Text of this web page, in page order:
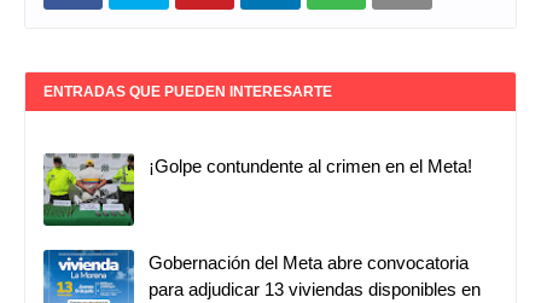
ENTRADAS QUE PUEDEN INTERESARTE
¡Golpe contundente al crimen en el Meta!
Gobernación del Meta abre convocatoria
para adjudicar 13 viviendas disponibles en